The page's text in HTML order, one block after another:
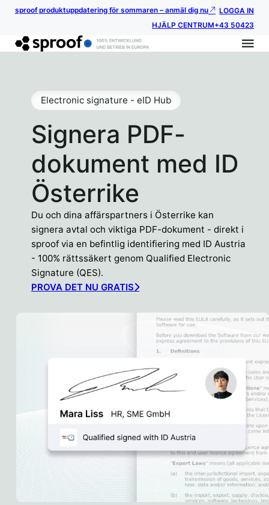
sproof produktuppdatering för sommaren – anmäl dig nu
LOGGA IN
HJÄLP CENTRUM+43 50423
Signera PDF-
dokument med ID
Österrike
Electronic signature - eID Hub
Du och dina affärspartners i Österrike kan
signera avtal och viktiga PDF-dokument - direkt i
sproof via en befintlig identifiering med ID Austria
- 100% rättssäkert genom Qualified Electronic
Signature (QES).
PROVA DET NU GRATIS